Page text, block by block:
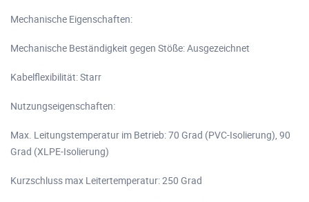
Mechanische Eigenschaften:
Mechanische Beständigkeit gegen Stöße: Ausgezeichnet
Kabelflexibilität: Starr
Nutzungseigenschaften:
Max. Leitungstemperatur im Betrieb: 70 Grad (PVC-Isolierung), 90
Grad (XLPE-Isolierung)
Kurzschluss max Leitertemperatur: 250 Grad